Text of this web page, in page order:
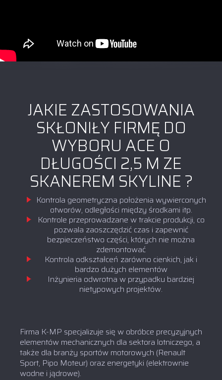
JAKIE ZASTOSOWANIA
SKŁONIŁY FIRMĘ DO
WYBORU ACE O
DŁUGOŚCI 2,5 M ZE
SKANEREM SKYLINE ?
Kontrola geometryczna położenia wywierconych
otworów, odległości między środkami itp.
Kontrole przeprowadzane w trakcie produkcji, co
pozwala zaoszczędzić czas i zapewnić
bezpieczeństwo części, których nie można
zdemontować
Kontrola odkształceń zarówno cienkich, jak i
bardzo dużych elementów
Inżynieria odwrotna w przypadku bardziej
nietypowych projektów.
Firma K-MP specjalizuje się w obróbce precyzyjnych
elementów mechanicznych dla sektora lotniczego, a
także dla branży sportów motorowych (Renault
Sport, Pipo Moteur) oraz energetyki (elektrownie
wodne i jądrowe).